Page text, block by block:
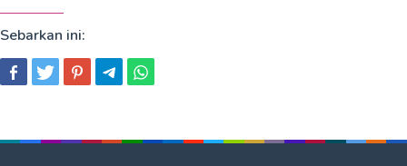
Sebarkan ini: